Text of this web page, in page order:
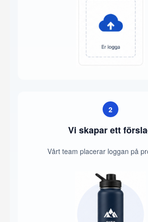
2
Vi skapar ett
Vårt team placerar loggan på